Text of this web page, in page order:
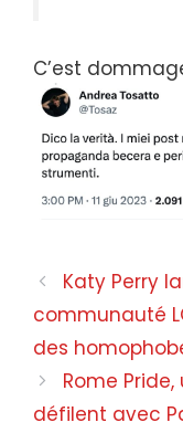
C’est
Navigation
des
Katy Perry
communauté
des
Rome
défilent avec